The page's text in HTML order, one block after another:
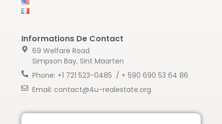
Informations De Contact
69 Welfare Road
Simpson Bay, Sint Maarten
Phone: +1 721 523-0485 / + 590 690 53 64 86
Email: contact@4u-realestate.org